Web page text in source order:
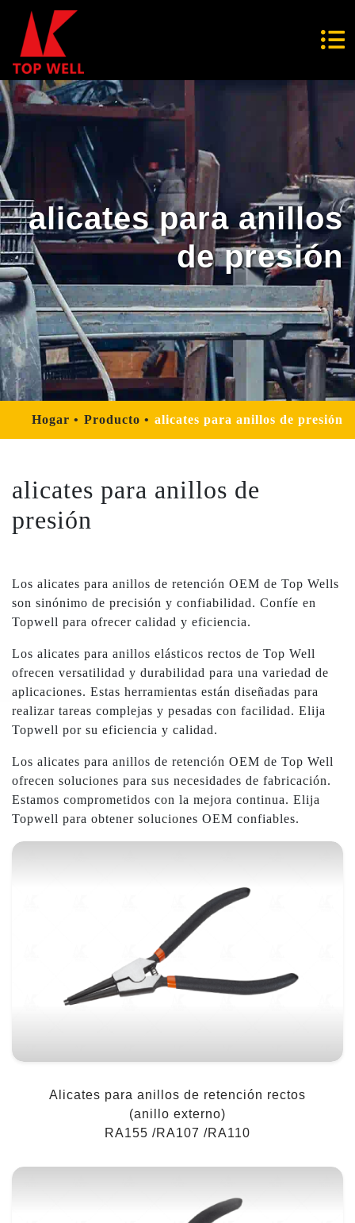
alicates para anillos
de presión
Hogar Producto alicates para anillos de presión
alicates para anillos de
presión
Los alicates para anillos de retención OEM de Top Wells
son sinónimo de precisión y confiabilidad. Confíe en
Topwell para ofrecer calidad y eficiencia.
Los alicates para anillos elásticos rectos de Top Well
ofrecen versatilidad y durabilidad para una variedad de
aplicaciones. Estas herramientas están diseñadas para
realizar tareas complejas y pesadas con facilidad. Elija
Topwell por su eficiencia y calidad.
Los alicates para anillos de retención OEM de Top Well
ofrecen soluciones para sus necesidades de fabricación.
Estamos comprometidos con la mejora continua. Elija
Topwell para obtener soluciones OEM confiables.
Alicates para anillos de retención rectos
(anillo externo)
RA155 /RA107 /RA110